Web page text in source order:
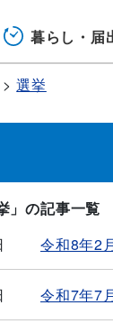
暮らし・届
選挙
」の記事一覧
令和8年2
令和7年7